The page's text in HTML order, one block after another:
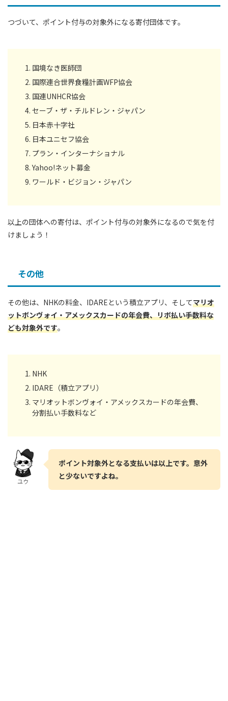
つづいて、ポイント付与の対象外になる寄付団体です。
国境なき医師団
国際連合世界食糧計画WFP協会
国連UNHCR協会
セーブ・ザ・チルドレン・ジャパン
日本赤十字社
日本ユニセフ協会
プラン・インターナショナル
Yahoo!ネット募金
ワールド・ビジョン・ジャパン
以上の団体への寄付は、ポイント付与の対象外になるので気を付
けましょう！
その他
その他は、NHKの料金、IDAREという積立アプリ、そしてマリオ
ットボンヴォイ・アメックスカードの年会費、リボ払い手数料な
ども対象外です。
NHK
IDARE（積立アプリ）
マリオットボンヴォイ・アメックスカードの年会費、
分割払い手数料など
ユウ
ポイント対象外となる支払いは以上です。意外
と少ないですよね。